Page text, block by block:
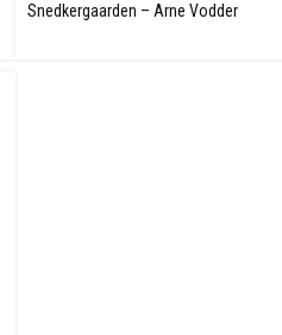
Snedkergaarden – Arne Vodder